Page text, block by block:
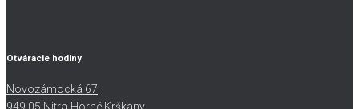
Otváracie hodiny
Novozámocká 67